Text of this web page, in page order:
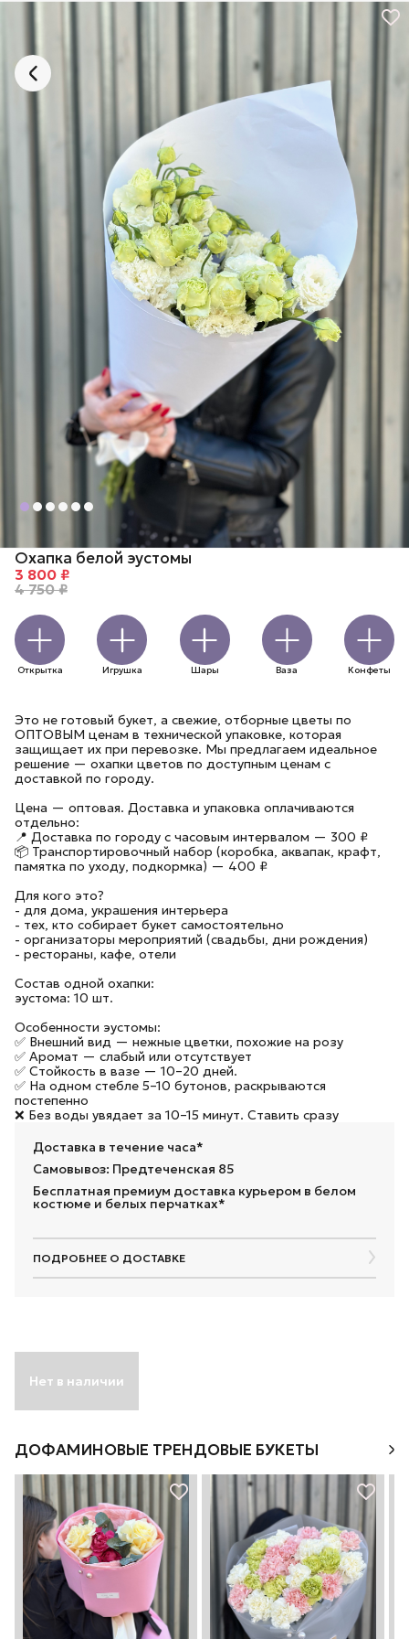
Охапка белой эустомы
3 800 ₽
4 750 ₽
Открытка Игрушка Шары Ваза Конфеты
Это не готовый букет, а свежие, отборные цветы по
ОПТОВЫМ ценам в технической упаковке, которая
защищает их при перевозке. Мы предлагаем идеальное
решение — охапки цветов по доступным ценам с
доставкой по городу.
Цена — оптовая. Доставка и упаковка оплачиваются
отдельно:
📍 Доставка по городу с часовым интервалом — 300 ₽
📦 Транспортировочный набор (коробка, аквапак, крафт,
памятка по уходу, подкормка) — 400 ₽
Для кого это?
- для дома, украшения интерьера
- тех, кто собирает букет самостоятельно
- организаторы мероприятий (свадьбы, дни рождения)
- рестораны, кафе, отели
Состав одной охапки:
эустома: 10 шт.
Особенности эустомы:
✅ Внешний вид — нежные цветки, похожие на розу
✅ Аромат — слабый или отсутствует
✅ Стойкость в вазе — 10–20 дней.
✅ На одном стебле 5–10 бутонов, раскрываются
постепенно
❌ Без воды увядает за 10–15 минут. Ставить сразу
Доставка в течение часа*
Самовывоз: Предтеченская 85
Бесплатная премиум доставка курьером в белом
костюме и белых перчатках*
ПОДРОБНЕЕ О ДОСТАВКЕ
Нет в наличии
ДОФАМИНОВЫЕ ТРЕНДОВЫЕ БУКЕТЫ